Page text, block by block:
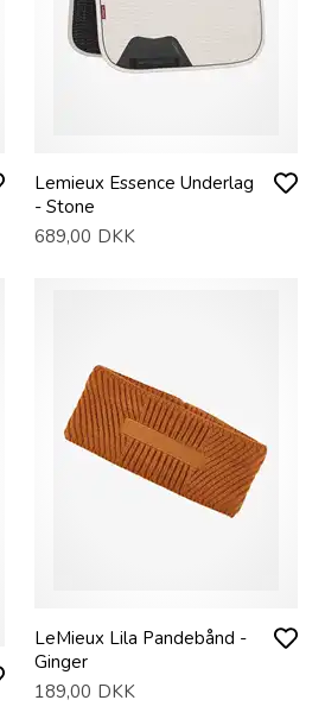
Lemieux Essence Underlag
- Stone
689,00 DKK
LeMieux Lila Pandebånd -
Ginger
189,00 DKK